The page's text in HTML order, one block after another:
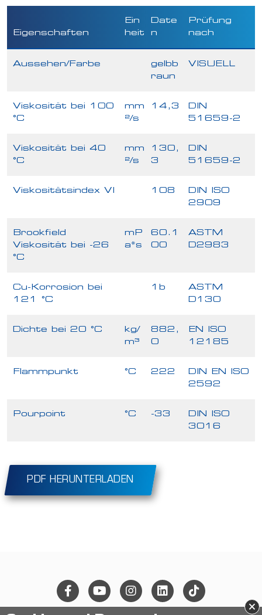
Eigenschaften
Ein
heit
Date
n
Prüfung
nach
Aussehen/Farbe
gelbb
raun
VISUELL
Viskosität bei 100
°C
mm
²/s
14,3
DIN
51659-2
Viskosität bei 40
°C
mm
²/s
130,
3
DIN
51659-2
Viskositätsindex VI 108
DIN ISO
2909
Brookfield
Viskosität bei -26
°C
mP
a*s
60.1
00
ASTM
D2983
Cu-Korrosion bei
121 °C
1b
ASTM
D130
Dichte bei 20 °C
kg/
m³
882,
0
EN ISO
12185
Flammpunkt °C 222
DIN EN ISO
2592
Pourpoint °C -33
DIN ISO
3016
PDF HERUNTERLADEN
×